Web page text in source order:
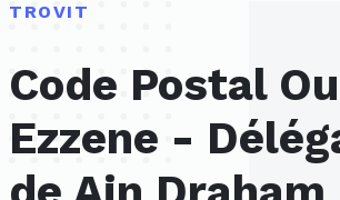
TROVIT
Code Postal
Ezzene -